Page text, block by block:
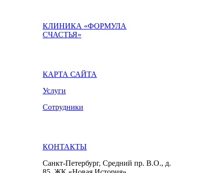
КЛИНИКА «ФОРМУЛА
СЧАСТЬЯ»
КАРТА САЙТА
Услуги
Сотрудники
КОНТАКТЫ
Санкт-Петербург, Средний пр. В.О., д.